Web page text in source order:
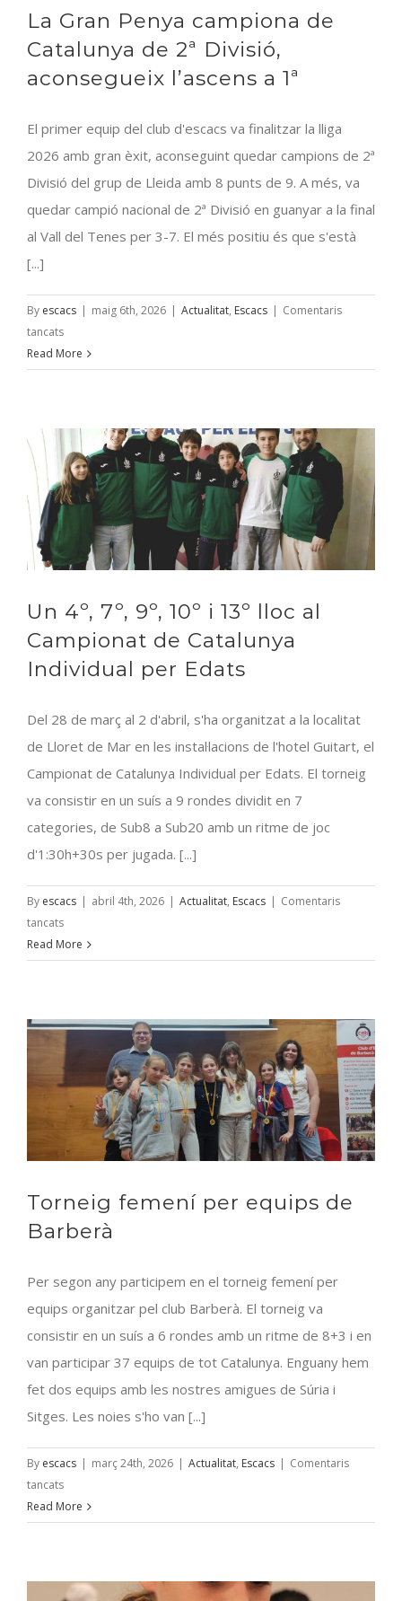
Copa
Catalana
La Gran Penya campiona de
Catalunya de 2ª Divisió,
aconsegueix l’ascens a 1ª
El primer equip del club d'escacs va finalitzar la lliga
2026 amb gran èxit, aconseguint quedar campions de 2ª
Divisió del grup de Lleida amb 8 punts de 9. A més, va
quedar campió nacional de 2ª Divisió en guanyar a la final
al Vall del Tenes per 3-7. El més positiu és que s'està
[...]
By escacs | maig 6th, 2026 | Actualitat, Escacs | Comentaris
tancatsa
La
Gran
Catalunya
de
2ª
Divisió,
aconsegueix
l’ascens
1ª
Read More
Un 4º, 7º, 9º, 10º i 13º lloc al
Campionat de Catalunya
Individual per Edats
Del 28 de març al 2 d'abril, s'ha organitzat a la localitat
de Lloret de Mar en les instal·lacions de l'hotel Guitart, el
Campionat de Catalunya Individual per Edats. El torneig
va consistir en un suís a 9 rondes dividit en 7
categories, de Sub8 a Sub20 amb un ritme de joc
d'1:30h+30s per jugada. [...]
By escacs | abril 4th, 2026 | Actualitat, Escacs | Comentaris
tancatsa
Un
4º,
10º
13º
Campionat
de
Individual
per
Read More
Torneig femení per equips de
Barberà
Per segon any participem en el torneig femení per
equips organitzar pel club Barberà. El torneig va
consistir en un suís a 6 rondes amb un ritme de 8+3 i en
van participar 37 equips de tot Catalunya. Enguany hem
fet dos equips amb les nostres amigues de Súria i
Sitges. Les noies s'ho van [...]
By escacs | març 24th, 2026 | Actualitat, Escacs | Comentaris
tancatsa
Torneig
femení
Read More